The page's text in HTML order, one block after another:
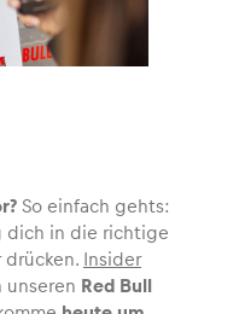
So einfach gehts:
dich in die richtige
drücken. Insider
unseren Red Bull